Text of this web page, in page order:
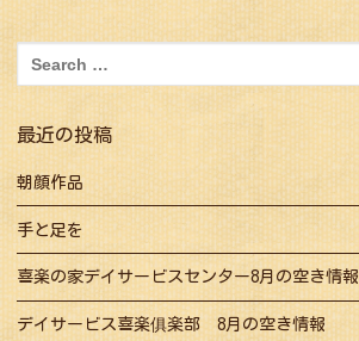
ゲ
ー
シ
ョ
ン
索:
最近の投稿
朝顔作品
手と足を
喜楽の家デイサービスセンター8月の空き情報
デイサービス喜楽俱楽部 8月の空き情報